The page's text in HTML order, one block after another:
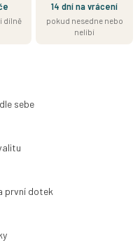
dílně
14 dní na vrácení
pokud nesedne nebo
nelíbí
sebe
první dotek